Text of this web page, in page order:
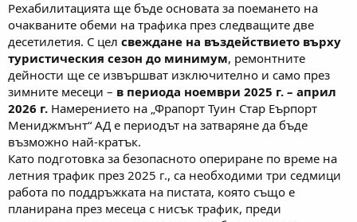
Рехабилитацията ще бъде основата за поемането на
очакваните обеми на трафика през следващите две
десетилетия. С цел свеждане на въздействието върху
туристическия сезон до минимум, ремонтните
дейности ще се извършват изключително и само през
зимните месеци – в периода ноември 2025 г. – април
2026 г. Намерението на „Фрапорт Туин Стар Еърпорт
Мениджмънт“ АД е периодът на затваряне да бъде
възможно най-кратък.
Като подготовка за безопасното опериране по време на
летния трафик през 2025 г., са необходими три седмици
работа по поддръжката на пистата, която също е
планирана през месеца с нисък трафик, преди